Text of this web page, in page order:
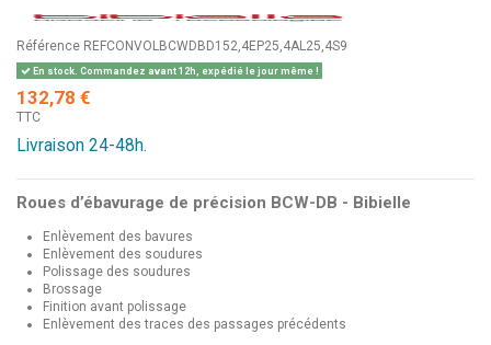
Référence REFCONVOLBCWDBD152,4EP25,4AL25,4S9
En stock. Commandez avant 12h, expédié le jour même !
132,78 €
TTC
Livraison 24-48h.
Roues d’ébavurage de précision BCW-DB - Bibielle
Enlèvement des bavures
Enlèvement des soudures
Polissage des soudures
Brossage
Finition avant polissage
Enlèvement des traces des passages précédents